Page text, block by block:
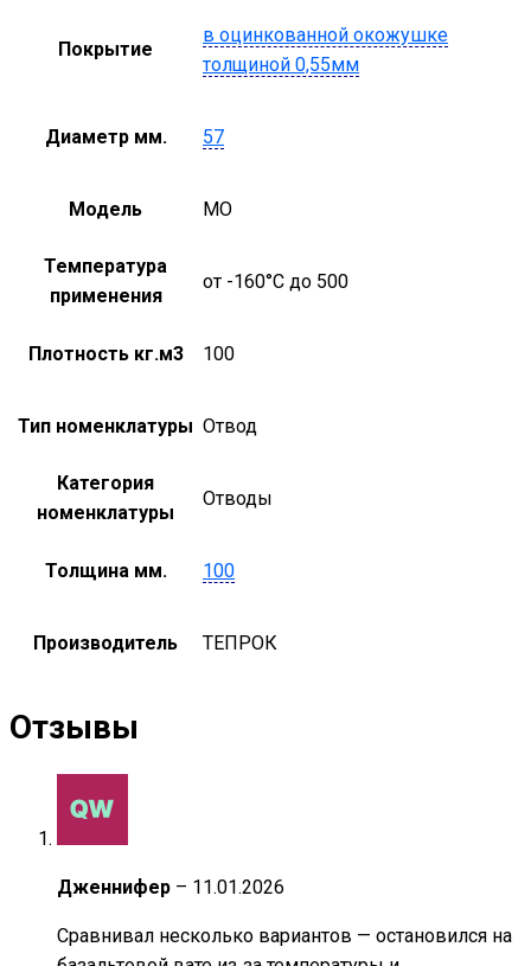
Покрытие
в оцинкованной окожушке
толщиной 0,55мм
Диаметр мм. 57
Модель MO
Температура
применения
от -160°С до 500
Плотность кг.м3 100
Тип номенклатуры Отвод
Категория
номенклатуры
Отводы
Толщина мм. 100
Производитель ТЕПРОК
Отзывы
Дженнифер – 11.01.2026
Сравнивал несколько вариантов — остановился на